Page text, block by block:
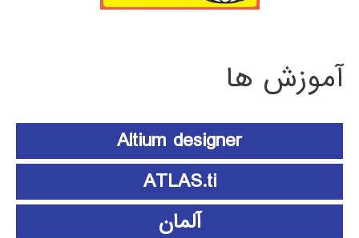
آموزش ها
Altium designer
ATLAS.ti
آلمان